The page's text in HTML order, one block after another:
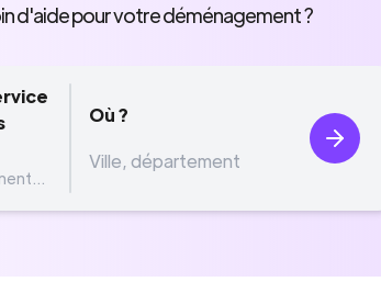
d'aide pour votre déménagement ?
Où ?